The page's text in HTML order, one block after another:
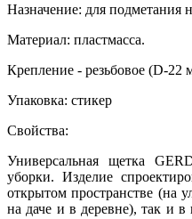
Назначение: для подметания
Материал: пластмасса.
Крепление - резьбовое (D-22
Упаковка: стикер
Свойства:
Универсальная щетка
уборки. Изделие
открытом пространстве (на
на даче и в деревне), так и